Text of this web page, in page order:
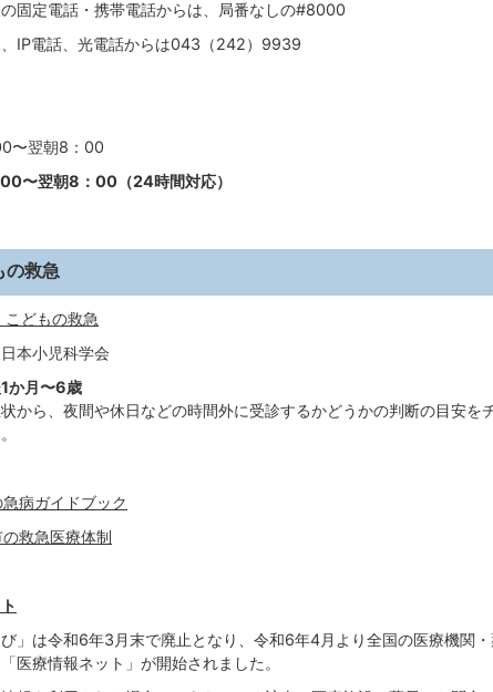
固定電話・携帯電話からは、局番なしの#8000
、IP電話、光電話からは043（242）9939
〜翌朝8：00
〜翌朝8：00（24時間対応）
の救急
どもの救急
本小児科学会
1か月〜6歳
から、夜間や休日などの時間外に受診するかどうかの判断の目安を
病ガイドブック
救急医療体制
び」は令和6年3月末で廃止となり、令和6年4月より全国の医療機関
医療情報ネット」が開始されました。